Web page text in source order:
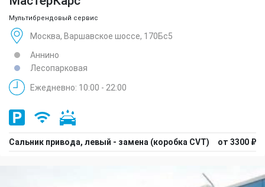
Мультибрендовый сервис
Москва, Варшавское шоссе, 170Бс5
Аннино
Лесопарковая
Ежедневно: 10:00 - 22:00
Сальник привода, левый - замена (коробка CVT) от 3300 ₽